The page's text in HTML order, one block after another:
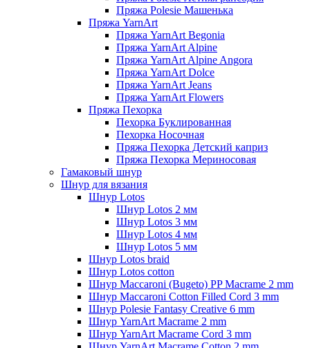
Пряжа Polesie Машенька
Пряжа YarnArt
Пряжа YarnArt Begonia
Пряжа YarnArt Alpine
Пряжа YarnArt Alpine Angora
Пряжа YarnArt Dolce
Пряжа YarnArt Jeans
Пряжа YarnArt Flowers
Пряжа Пехорка
Пехорка Буклированная
Пехорка Носочная
Пряжа Пехорка Детский каприз
Пряжа Пехорка Мериносовая
Гамаковый шнур
Шнур для вязания
Шнур Lotos
Шнур Lotos 2 мм
Шнур Lotos 3 мм
Шнур Lotos 4 мм
Шнур Lotos 5 мм
Шнур Lotos braid
Шнур Lotos cotton
Шнур Maccaroni (Bugeto) PP Macrame 2 mm
Шнур Maccaroni Cotton Filled Cord 3 mm
Шнур Polesie Fantasy Creative 6 mm
Шнур YarnArt Macrame 2 mm
Шнур YarnArt Macrame Cord 3 mm